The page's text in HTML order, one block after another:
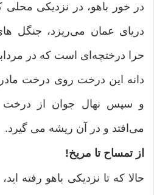
در خور باهو، در نزدیکی محلی
دریای عمان می‌ریزد، جنگل های
حرا درختچه‌ای است که در
دانه این درخت روی درخت
و سپس نهال جوان از
می‌افتد و در آن ریشه می گیرد.
از تمساح تا مریخ!
حالا که تا نزدیکی باهو رفته